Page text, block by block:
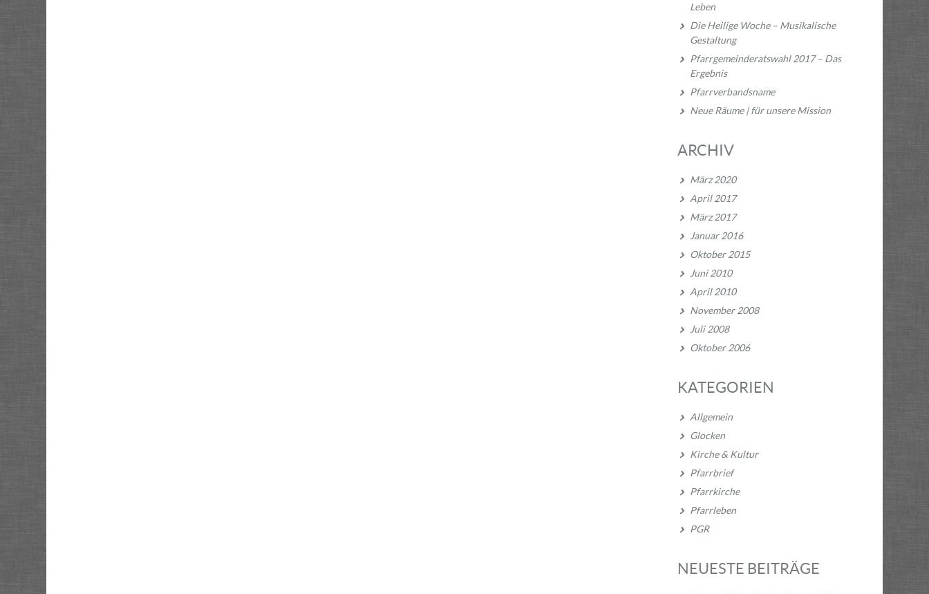
Leben
Die Heilige Woche – Musikalische
Gestaltung
Pfarrgemeinderatswahl 2017 – Das
Ergebnis
Pfarrverbandsname
Neue Räume | für unsere Mission
ARCHIV
März 2020
April 2017
März 2017
Januar 2016
Oktober 2015
Juni 2010
April 2010
November 2008
Juli 2008
Oktober 2006
KATEGORIEN
Allgemein
Glocken
Kirche & Kultur
Pfarrbrief
Pfarrkirche
Pfarrleben
PGR
NEUESTE BEITRÄGE